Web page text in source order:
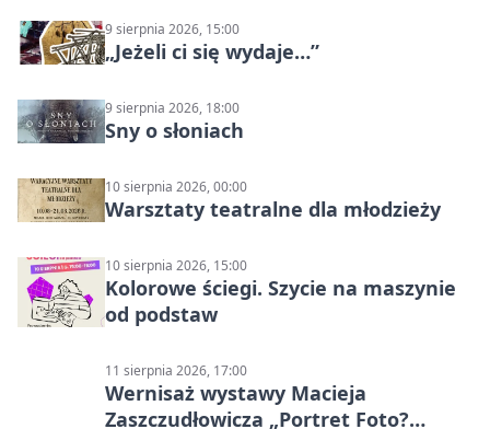
9 sierpnia 2026, 15:00
„Jeżeli ci się wydaje…”
9 sierpnia 2026, 18:00
Sny o słoniach
10 sierpnia 2026, 00:00
Warsztaty teatralne dla młodzieży
10 sierpnia 2026, 15:00
Kolorowe ściegi. Szycie na maszynie
od podstaw
11 sierpnia 2026, 17:00
Wernisaż wystawy Macieja
Zaszczudłowicza „Portret Foto?